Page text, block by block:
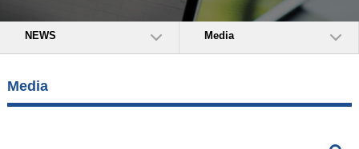
NEWS Media
Media